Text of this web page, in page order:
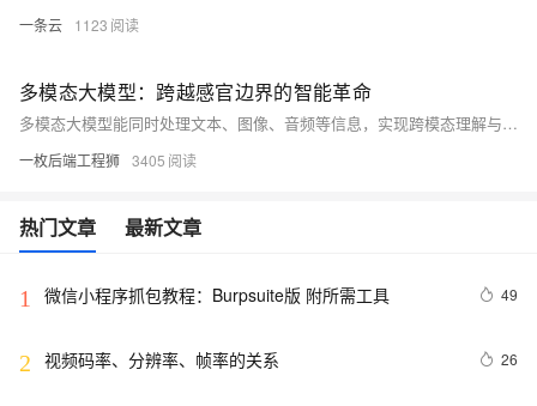
一条云 1123
多模态大模型：跨越感官边界的智能革命
多模态大模型能同时处理文本、图像、音频等信息，实现跨模态理解与生成。它如同“全科博士”，综合多源数据进行推理，在人机交互、内容创作等领域展现强大能力，推动AI迈向更通用的智能新纪元。
一枚后端工程狮 3405
热门文章 最新文章
1 微信小程序抓包教程：Burpsuite版 附所需工具 49
2 视频码率、分辨率、帧率的关系 26